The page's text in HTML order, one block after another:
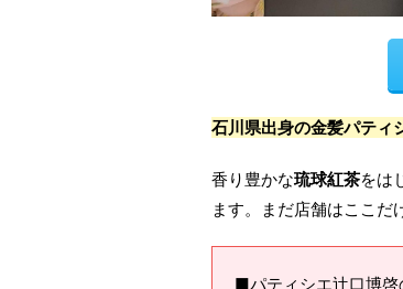
石川県出身の金髪パティ
香り豊かな琉球紅茶をは
ます。まだ店舗はここだ
■パティシエ辻口博啓